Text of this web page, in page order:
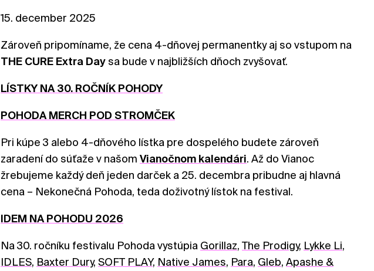
15. december 2025
Zároveň pripomíname, že cena 4-dňovej permanentky aj so vstupom na
THE CURE Extra Day sa bude v najbližších dňoch zvyšovať.
LÍSTKY NA 30. ROČNÍK POHODY
POHODA MERCH POD STROMČEK
Pri kúpe 3 alebo 4-dňového lístka pre dospelého budete zároveň
zaradení do súťaže v našom Vianočnom kalendári. Až do Vianoc
žrebujeme každý deň jeden darček a 25. decembra pribudne aj hlavná
cena – Nekonečná Pohoda, teda doživotný lístok na festival.
IDEM NA POHODU 2026
Na 30. ročníku festivalu Pohoda vystúpia Gorillaz, The Prodigy, Lykke Li,
IDLES, Baxter Dury, SOFT PLAY, Native James, Para, Gleb, Apashe &